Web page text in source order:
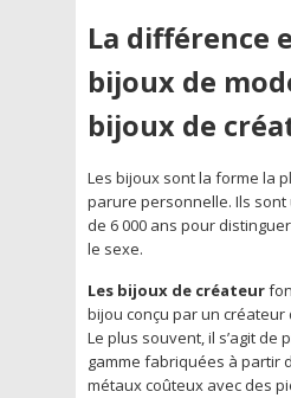
La différence
bijoux de
bijoux de
Les bijoux sont la forme la
parure personnelle. Ils
de 6 000 ans pour
le sexe.
Les bijoux de créateur
bijou conçu par un créateur
Le plus souvent, il s’agit de
gamme fabriquées à partir
métaux coûteux avec des